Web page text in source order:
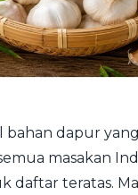
bahan dapur
masakan
daftar teratas.